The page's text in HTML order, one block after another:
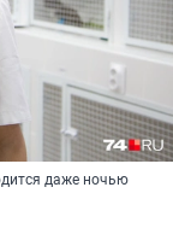
даже ночью